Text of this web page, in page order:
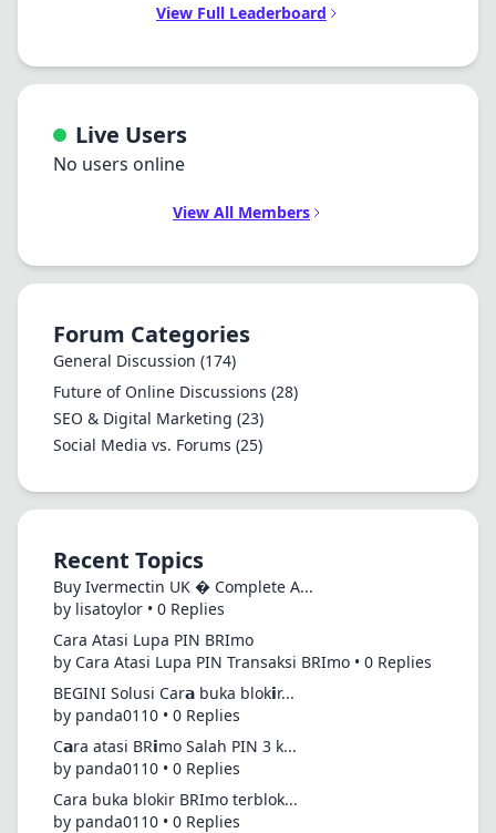
View Full Leaderboard
Live Users
No users online
View All Members
Forum Categories
General Discussion (174)
Future of Online Discussions (28)
SEO & Digital Marketing (23)
Social Media vs. Forums (25)
Recent Topics
Buy Ivermectin UK � Complete A...
by lisatoylor • 0 Replies
Cara Atasi Lupa PIN BRImo
by Cara Atasi Lupa PIN Transaksi BRImo • 0 Replies
BEGINI Solusi Car𝗮 buka blok𝗶r...
by panda0110 • 0 Replies
C𝗮ra atasi BR𝗶mo Salah PIN 3 k...
by panda0110 • 0 Replies
Cara buka blokir BRImo terblok...
by panda0110 • 0 Replies